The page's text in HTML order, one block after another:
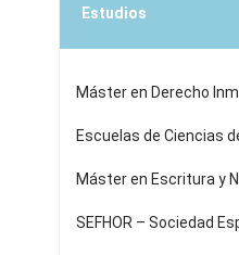
Estudios
Máster en Derecho
Escuelas de Ciencias
Máster en Escritura y
SEFHOR – Sociedad